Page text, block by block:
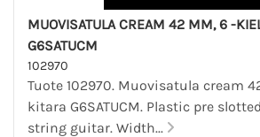
MUOVISATULA CREAM 42 MM, 6 -
G6SATUCM
102970
Tuote 102970. Muovisatula cream
kitara G6SATUCM. Plastic pre
string guitar. Width...